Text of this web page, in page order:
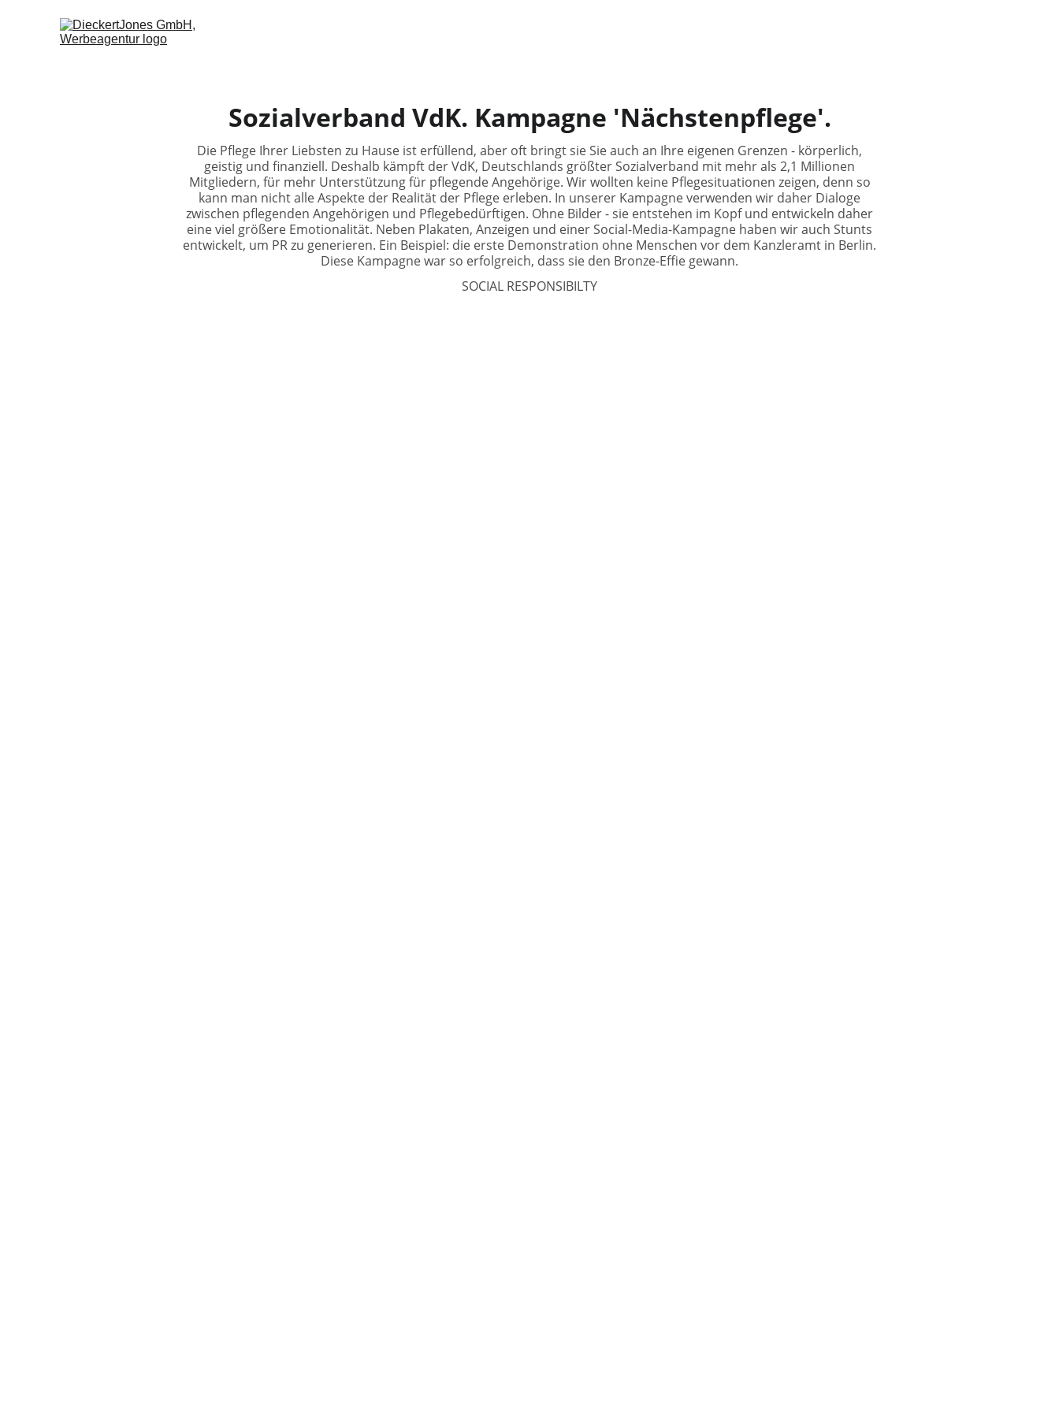
Sozialverband VdK. Kampagne 'Nächstenpflege'.
Die Pflege Ihrer Liebsten zu Hause ist erfüllend, aber oft bringt sie Sie auch an Ihre eigenen Grenzen - körperlich,
geistig und finanziell. Deshalb kämpft der VdK, Deutschlands größter Sozialverband mit mehr als 2,1 Millionen
Mitgliedern, für mehr Unterstützung für pflegende Angehörige. Wir wollten keine Pflegesituationen zeigen, denn so
kann man nicht alle Aspekte der Realität der Pflege erleben. In unserer Kampagne verwenden wir daher Dialoge
zwischen pflegenden Angehörigen und Pflegebedürftigen. Ohne Bilder - sie entstehen im Kopf und entwickeln daher
eine viel größere Emotionalität. Neben Plakaten, Anzeigen und einer Social-Media-Kampagne haben wir auch Stunts
entwickelt, um PR zu generieren. Ein Beispiel: die erste Demonstration ohne Menschen vor dem Kanzleramt in Berlin.
Diese Kampagne war so erfolgreich, dass sie den Bronze-Effie gewann.
SOCIAL RESPONSIBILTY